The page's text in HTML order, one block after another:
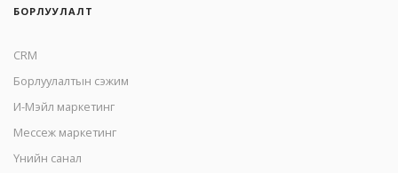
БОРЛУУЛАЛТ
CRM
Борлуулалтын сэжим
И-Мэйл маркетинг
Mессеж маркетинг
Үнийн санал